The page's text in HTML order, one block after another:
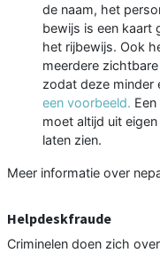
de naam, het
bewijs is een kaart
het rijbewijs. Ook
meerdere
zodat deze minder
een voorbeeld.
moet altijd uit
laten zien.
Meer informatie over
Helpdeskfraude
Criminelen doen zich